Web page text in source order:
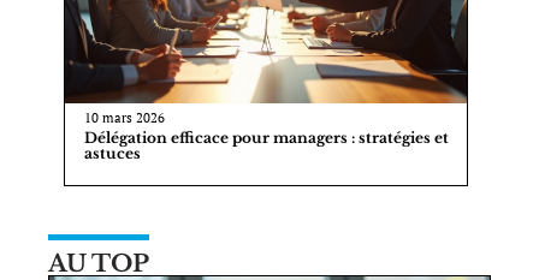
10 mars 2026
Délégation efficace pour managers : stratégies et
astuces
AU TOP